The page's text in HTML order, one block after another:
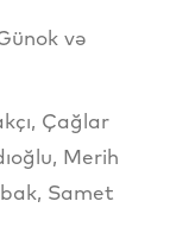
və
Çağlar
Merih
Samet